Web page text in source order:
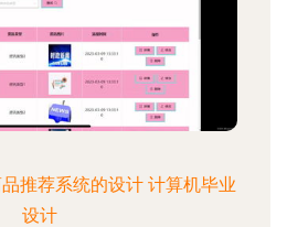
推荐系统的设计 计算机毕业
设计